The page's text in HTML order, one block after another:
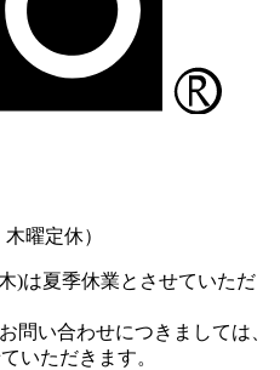
曜定休）
)は夏季休業とさせていただ
お問い合わせにつきましては、
いただきます。